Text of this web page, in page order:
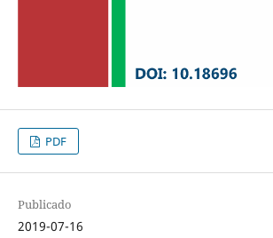
PDF
Publicado
2019-07-16